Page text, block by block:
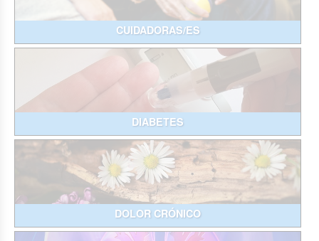
CUIDADORAS/ES
DIABETES
DOLOR CRÓNICO